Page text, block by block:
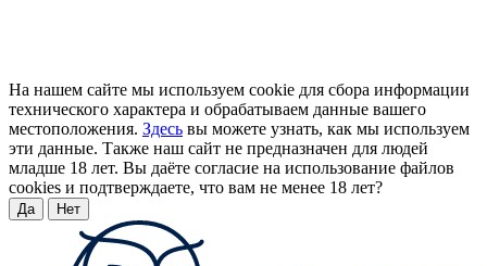
На нашем сайте мы используем cookie для сбора информации
технического характера и обрабатываем данные вашего
местоположения. Здесь вы можете узнать, как мы используем
эти данные. Также наш сайт не предназначен для людей
младше 18 лет. Вы даёте согласие на использование файлов
cookies и подтверждаете, что вам не менее 18 лет?
Да Нет